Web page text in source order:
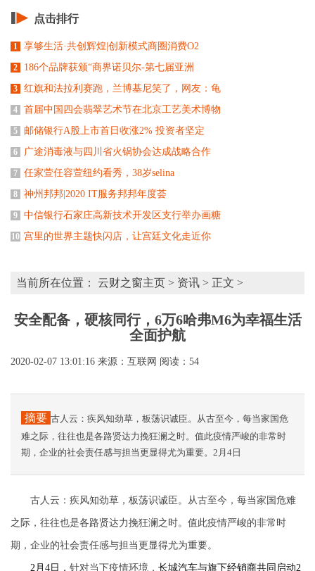
点击排行
1 享够生活·共创辉煌|创新模式商圈消费O2
2 186个品牌获颁“商界诺贝尔-第七届亚洲
3 红旗和法拉利赛跑，兰博基尼笑了，网友：龟
4 首届中国四会翡翠艺术节在北京工艺美术博物
5 邮储银行A股上市首日收涨2% 投资者坚定
6 广途消毒液与四川省火锅协会达成战略合作
7 任家萱任容萱纽约看秀，38岁selina
8 神州邦邦|2020 IT服务邦邦年度荟
9 中信银行石家庄高新技术开发区支行举办画糖
10 宫里的世界主题快闪店，让宫廷文化走近你
当前所在位置： 云财之窗主页 > 资讯 > 正文 >
安全配备，硬核同行，6万6哈弗M6为幸福生活
全面护航
2020-02-07 13:01:16 来源：互联网 阅读：54
摘要 古人云：疾风知劲草，板荡识诚臣。从古至今，每当家国危
难之际，往往也是各路贤达力挽狂澜之时。值此疫情严峻的非常时
期，企业的社会责任感与担当更显得尤为重要。2月4日
古人云：疾风知劲草，板荡识诚臣。从古至今，每当家国危难
之际，往往也是各路贤达力挽狂澜之时。值此疫情严峻的非常时
期，企业的社会责任感与担当更显得尤为重要。
2月 4 日， 针对当下疫情环境， 长城汽车与旗下经销商共同启动2